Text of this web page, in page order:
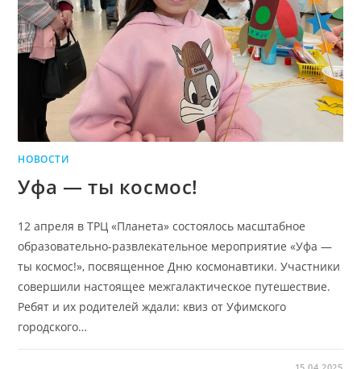
НОВОСТИ
Уфа — ты космос!
12 апреля в ТРЦ «Планета» состоялось масштабное
образовательно-развлекательное мероприятие «Уфа —
ты космос!», посвященное Дню космонавтики. Участники
совершили настоящее межгалактическое путешествие.
Ребят и их родителей ждали: квиз от Уфимского
городского…